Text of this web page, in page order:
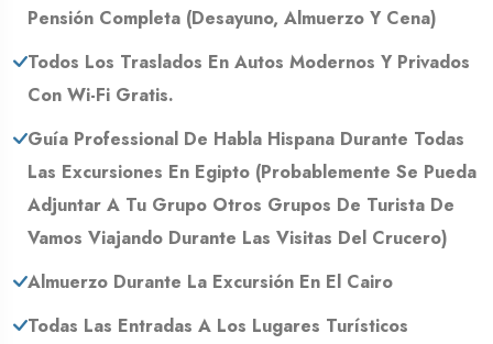
Pensión Completa (desayuno, Almuerzo Y Cena)
Todos Los Traslados En Autos Modernos Y Privados
Con Wi-Fi Gratis.
Guía Professional De Habla Hispana Durante Todas
Las Excursiones En Egipto (probablemente Se Pueda
Adjuntar A Tu Grupo Otros Grupos De Turista De
Vamos Viajando Durante Las Visitas Del Crucero)
Almuerzo Durante La Excursión En El Cairo
Todas Las Entradas A Los Lugares Turísticos